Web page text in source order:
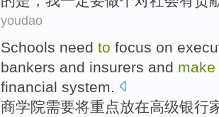
youdao
Schools need to focus on
bankers and insurers and make
financial system
商学院需要将重点放在高级银行